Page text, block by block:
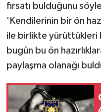
fırsatı bulduğunu
'Kendilerinin bir ön
ile birlikte yürüttükleri
bugün bu ön
paylaşma olanağı